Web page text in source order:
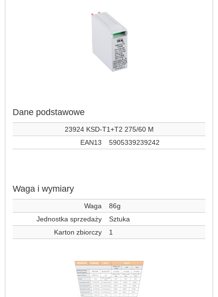
Dane podstawowe
23924 KSD-T1+T2 275/60 M
EAN13
5905339239242
Waga i wymiary
Waga
86g
Jednostka sprzedaży
Sztuka
Karton zbiorczy
1